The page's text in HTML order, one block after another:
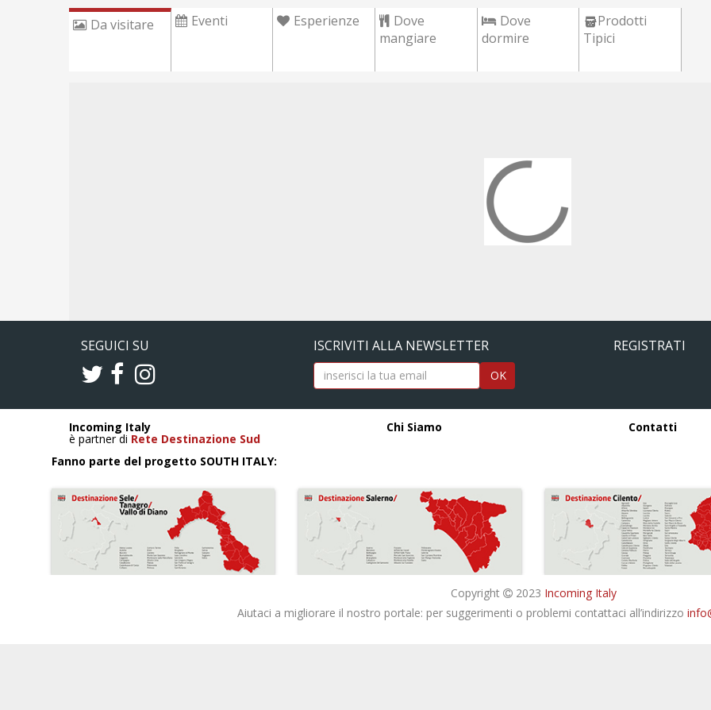
Da visitare Eventi Esperienze
Dove
mangiare
Dove
dormire
Prodotti
Tipici
SEGUICI SU ISCRIVITI ALLA NEWSLETTER
OK
REGISTRATI
Incoming Italy
è partner di Rete Destinazione Sud
Chi Siamo Contatti
Fanno parte del progetto SOUTH ITALY:
Copyright 2023 Incoming Italy
Aiutaci a migliorare il nostro portale: per suggerimenti o problemi contattaci all’indirizzo